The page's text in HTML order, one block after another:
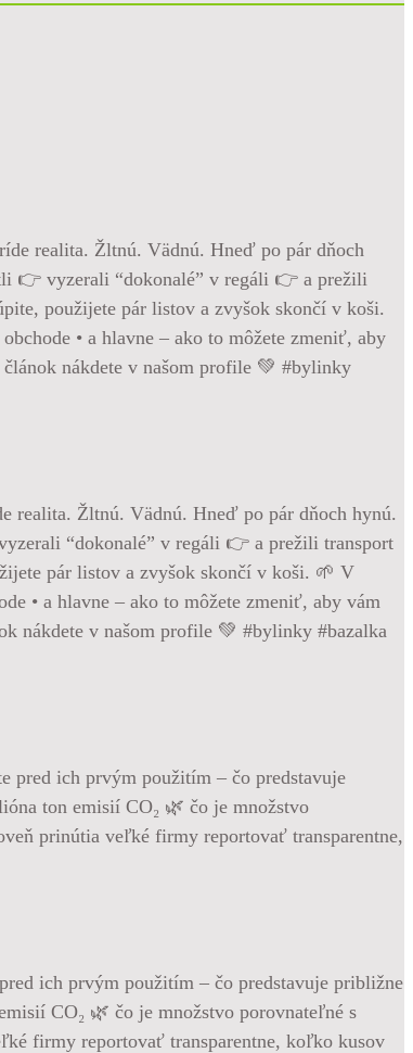
realita. Žltnú. Vädnú. Hneď po pár dňoch hynú.
“dokonalé” v regáli 👉 a prežili transport
pár listov a zvyšok skončí v koši. 🌱 V
• a hlavne – ako to môžete zmeniť, aby vám
nákdete v našom profile 💚 #bylinky #bazalka
ich prvým použitím – čo predstavuje približne
CO₂ 🌿 čo je množstvo porovnateľné s
firmy reportovať transparentne, koľko kusov